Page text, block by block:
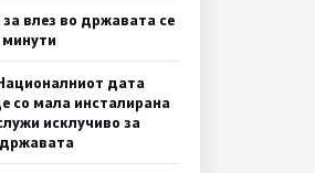
влез во државата се
минути
дата
со мала инсталирана
исклучиво за